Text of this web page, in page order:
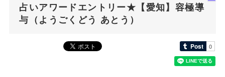
占いアワードエントリー★【愛知】容極導
与（ようごくどう あとう）